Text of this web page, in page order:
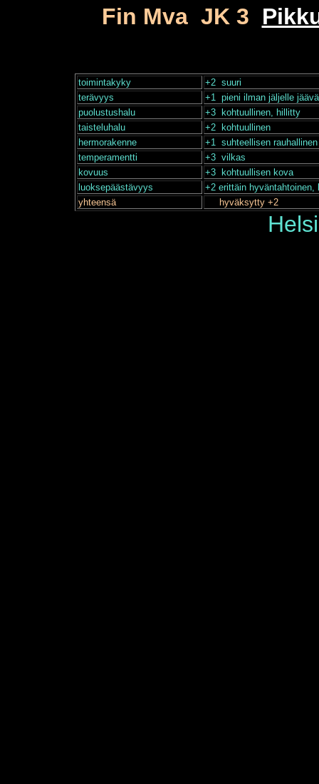
Fin Mva JK 3
toimintakyky
+2 suuri
terävyys
+1 pieni ilman jäljelle
puolustushalu
+3 kohtuullinen, hillitty
taisteluhalu
+2 kohtuullinen
hermorakenne
+1 suhteellisen rauhallinen
temperamentti
+3 vilkas
kovuus
+3 kohtuullisen kova
luoksepäästävyys
+2 erittäin hyväntahtoinen,
yhteensä
hyväksytty +2